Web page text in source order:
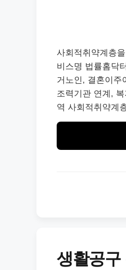
사회적취약계층
비스명 법률홈닥
거노인, 결혼이주
조력기관 연계,
역 사회적취약계
생활공구